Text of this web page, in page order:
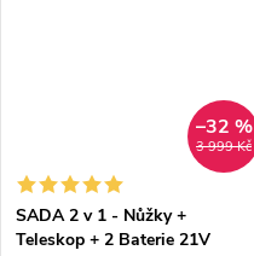
3 999 Kč
–32 %
SADA 2 v 1 - Nůžky +
Teleskop + 2 Baterie 21V